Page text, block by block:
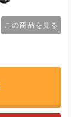
この商品を見る